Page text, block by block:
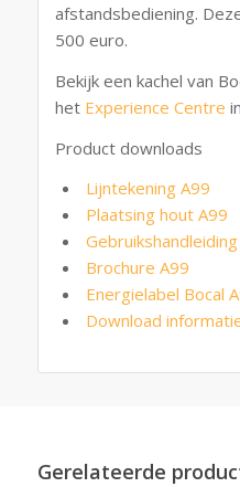
afstandsbediening.
500 euro.
Bekijk een kachel van
het Experience Centre
Product downloads
Lijntekening A99
Plaatsing hout A99
Brochure A99
Energielabel Bocal
Download
Gerelateerde